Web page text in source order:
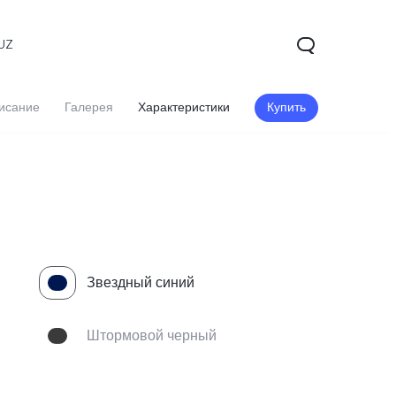
V60 5G
Галерея Характеристики Купить
Звездный синий
Штормовой черный